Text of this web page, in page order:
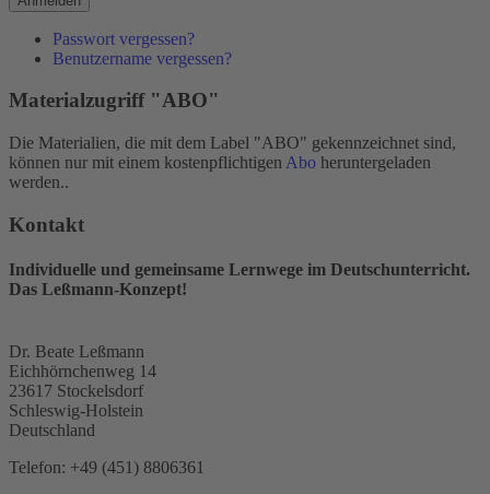
Passwort vergessen?
Benutzername vergessen?
Materialzugriff "ABO"
Die Materialien, die mit dem Label "ABO" gekennzeichnet sind,
können nur mit einem kostenpflichtigen Abo heruntergeladen
werden..
Kontakt
Individuelle und gemeinsame Lernwege im Deutschunterricht.
Das Leßmann-Konzept!
Dr. Beate Leßmann
Eichhörnchenweg 14
23617 Stockelsdorf
Schleswig-Holstein
Deutschland
Telefon: +49 (451) 8806361